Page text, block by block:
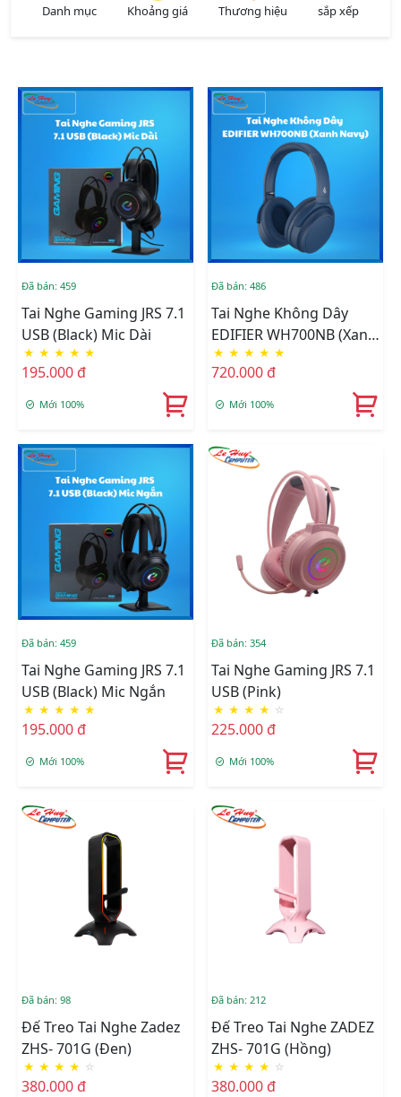
Danh mục
Khoảng giá
Thương hiệu
sắp xếp
Đã bán: 459
Tai Nghe Gaming JRS 7.1
USB (Black) Mic Dài
★ ★ ★ ★ ★
195.000 đ
Mới 100%
Đã bán: 486
Tai Nghe Không Dây
EDIFIER WH700NB (Xanh
Navy)
★ ★ ★ ★ ★
720.000 đ
Mới 100%
Đã bán: 459
Tai Nghe Gaming JRS 7.1
USB (Black) Mic Ngắn
★ ★ ★ ★ ★
195.000 đ
Mới 100%
Đã bán: 354
Tai Nghe Gaming JRS 7.1
USB (Pink)
★ ★ ★ ★ ☆
225.000 đ
Mới 100%
Đã bán: 98
Đế Treo Tai Nghe Zadez
ZHS- 701G (Đen)
★ ★ ★ ★ ☆
380.000 đ
Đã bán: 212
Đế Treo Tai Nghe ZADEZ
ZHS- 701G (Hồng)
★ ★ ★ ★ ☆
380.000 đ